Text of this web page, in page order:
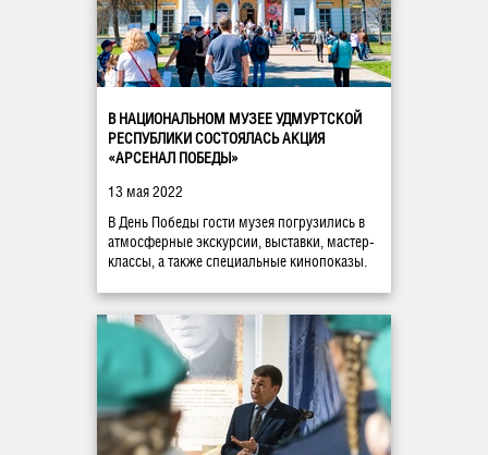
В НАЦИОНАЛЬНОМ МУЗЕЕ УДМУРТСКОЙ
РЕСПУБЛИКИ СОСТОЯЛАСЬ АКЦИЯ
«АРСЕНАЛ ПОБЕДЫ»
13 мая 2022
В День Победы гости музея погрузились в
атмосферные экскурсии, выставки, мастер-
классы, а также специальные кинопоказы.